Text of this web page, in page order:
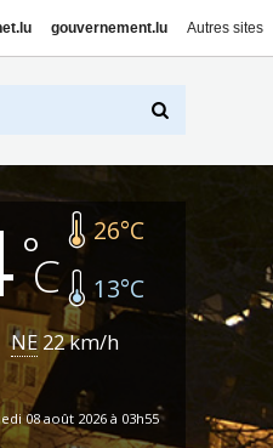
gouvernement.lu Autres sites
26°C
13°C
NE 22km/h
08 août 2026 à 03h55